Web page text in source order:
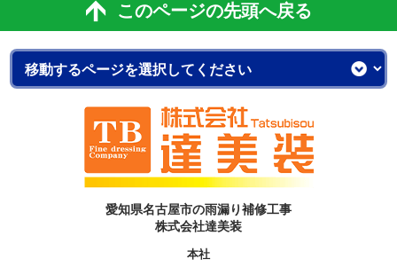
このページの先頭へ戻る
愛知県名古屋市の雨漏り補修工事
株式会社達美装
本社